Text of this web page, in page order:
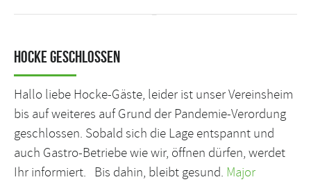
Hocke geschlossen
Hallo liebe Hocke-Gäste, leider ist unser Vereinsheim
bis auf weiteres auf Grund der Pandemie-Verordung
geschlossen. Sobald sich die Lage entspannt und
auch Gastro-Betriebe wie wir, öffnen dürfen, werdet
Ihr informiert. Bis dahin, bleibt gesund. Major